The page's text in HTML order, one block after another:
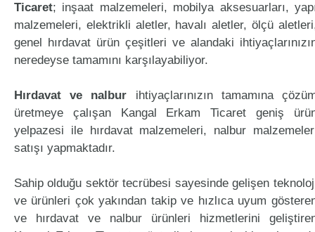
Ticaret; inşaat malzemeleri, mobilya aksesuarları,
malzemeleri, elektrikli aletler, havalı aletler, ölçü
genel hırdavat ürün çeşitleri ve alandaki
neredeyse tamamını karşılayabiliyor.
Hırdavat ve nalbur ihtiyaçlarınızın tamamına
üretmeye çalışan Kangal Erkam Ticaret geniş
yelpazesi ile hırdavat malzemeleri, nalbur
satışı yapmaktadır.
Sahip olduğu sektör tecrübesi sayesinde gelişen
ve ürünleri çok yakından takip ve hızlıca uyum
ve hırdavat ve nalbur ürünleri hizmetlerini